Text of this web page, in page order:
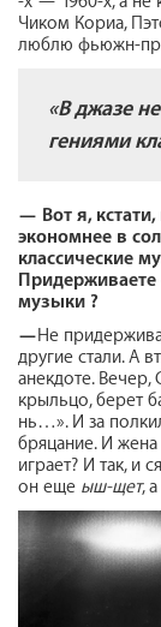
Чиком Кориа,
люблю фьюжн-
«В джазе
гениями
— Вот я,
экономнее в
классические
музыки ?
—Не
другие стали. А
анекдоте. Вечер,
крыльцо, берет
нь…». И за
бряцание. И
играет? И так, и
он еще ыш-щет,